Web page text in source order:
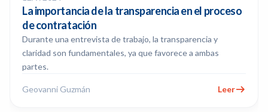
La importancia de la transparencia en el proceso
de contratación
Durante una entrevista de trabajo, la transparencia y
claridad son fundamentales, ya que favorece a ambas
partes.
Geovanni Guzmán Leer